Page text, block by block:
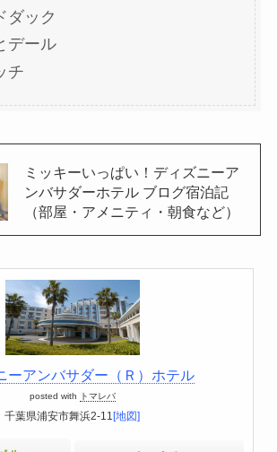
ダック
デール
チ
ミッキーいっぱい！ディズニーア
ンバサダーホテル ブログ宿泊記
（部屋・アメニティ・朝食など）
ーアンバサダー（Ｒ）ホテル
posted with トマレバ
千葉県浦安市舞浜2-11 [地図]